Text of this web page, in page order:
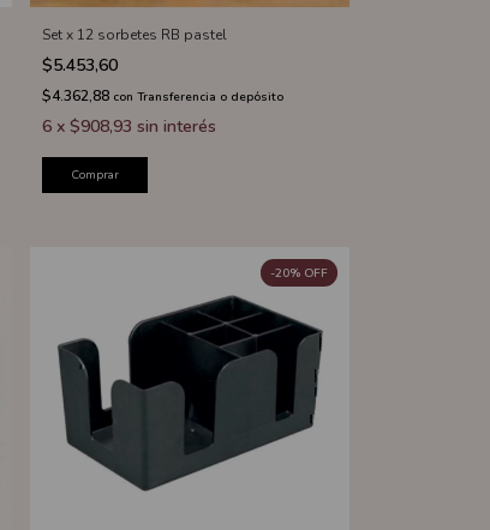
Set x 12 sorbetes RB pastel
$5.453,60
$4.362,88 con Transferencia o depósito
6 x $908,93 sin interés
Comprar
-20% OFF